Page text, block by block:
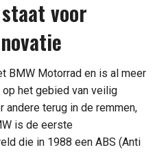
voor
BMW Motorrad en is al meer
op het gebied van veilig
andere terug in de remmen,
is de eerste
die in 1988 een ABS (Anti